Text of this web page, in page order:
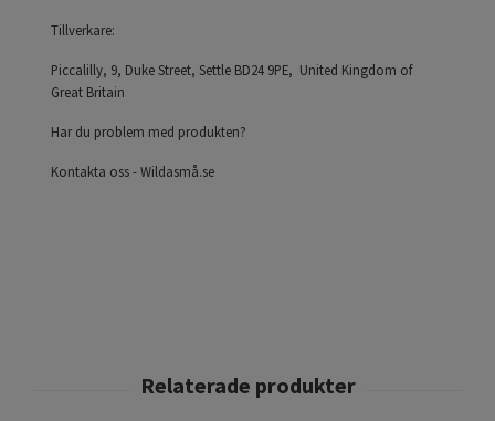
Tillverkare:
Piccalilly, 9, Duke Street, Settle BD24 9PE, United Kingdom of
Great Britain
Har du problem med produkten?
Kontakta oss - Wildasmå.se